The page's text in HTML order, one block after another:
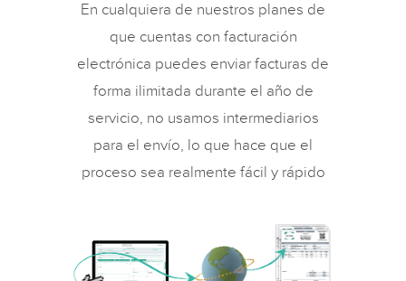
En cualquiera de nuestros planes de
que cuentas con facturación
electrónica puedes enviar facturas de
forma ilimitada durante el año de
servicio, no usamos intermediarios
para el envío, lo que hace que el
proceso sea realmente fácil y rápido